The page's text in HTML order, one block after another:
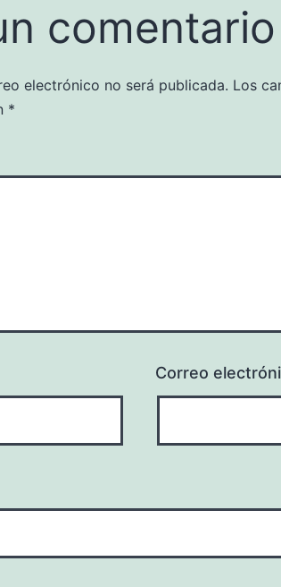
comentario
electrónico no será publicada. Los
*
Correo